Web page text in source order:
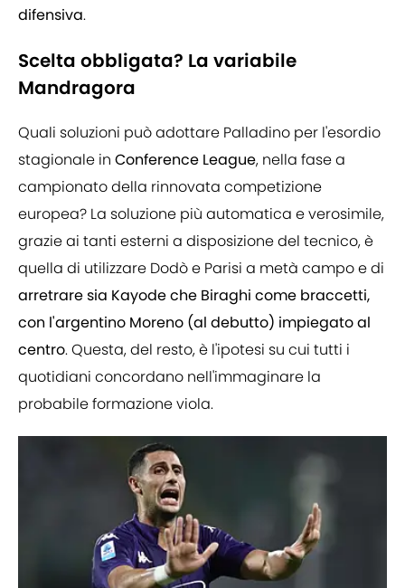
difensiva.
Scelta obbligata? La variabile
Mandragora
Quali soluzioni può adottare Palladino per l'esordio
stagionale in Conference League, nella fase a
campionato della rinnovata competizione
europea? La soluzione più automatica e verosimile,
grazie ai tanti esterni a disposizione del tecnico, è
quella di utilizzare Dodò e Parisi a metà campo e di
arretrare sia Kayode che Biraghi come braccetti,
con l'argentino Moreno (al debutto) impiegato al
centro. Questa, del resto, è l'ipotesi su cui tutti i
quotidiani concordano nell'immaginare la
probabile formazione viola.